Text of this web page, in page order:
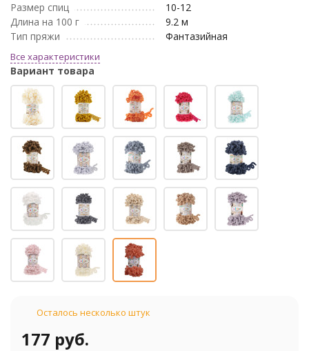
Размер спиц
10-12
Длина на 100 г
9.2 м
Тип пряжи
Фантазийная
Все характеристики
Вариант товара
Осталось несколько штук
177 руб.